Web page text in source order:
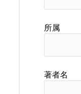
所属
著者名